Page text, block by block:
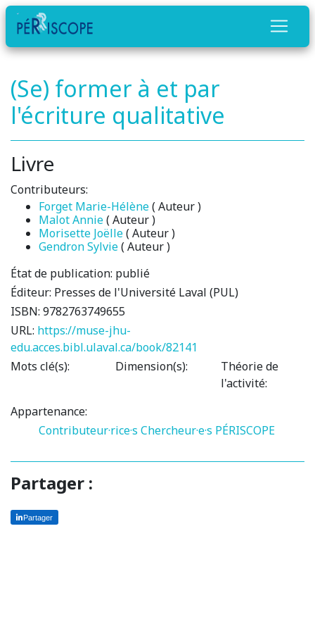
(Se) former à et par
l'écriture qualitative
Livre
Contributeurs:
Forget Marie-Hélène( Auteur )
Malot Annie( Auteur )
Morisette Joëlle( Auteur )
Gendron Sylvie( Auteur )
État de publication: publié
Éditeur: Presses de l'Université Laval (PUL)
ISBN: 9782763749655
URL: https://muse-jhu-
edu.acces.bibl.ulaval.ca/book/82141
Mots clé(s):
Dimension(s):
Théorie de
l'activité:
Appartenance:
Contributeur·rice·s Chercheur·e·s PÉRISCOPE
Partager :
Partager